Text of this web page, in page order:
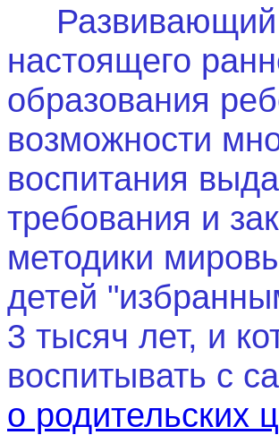
настоящего
образования
возможности
воспитания
требования и
методики
детей
3 тысяч лет, и
воспитывать с
о